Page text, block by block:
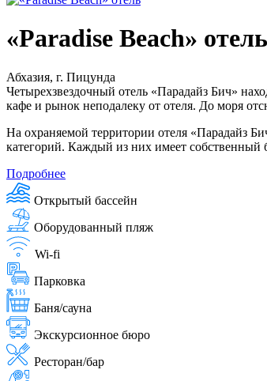
«Paradise Beach» отель
Абхазия, г. Пицунда
Четырехзвездочный отель «Парадайз Бич»
кафе и рынок неподалеку от отеля. До моря
На охраняемой территории отеля «Парадайз
категорий. Каждый из них имеет собственный
Подробнее
Открытый бассейн
Оборудованный пляж
Wi-fi
Парковка
Баня/сауна
Экскурсионное бюро
Ресторан/бар